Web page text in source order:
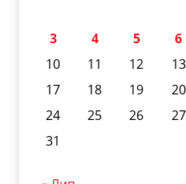
3
4 5 6
10
11 12 13
17
18 19 20
24
25 26 27
31